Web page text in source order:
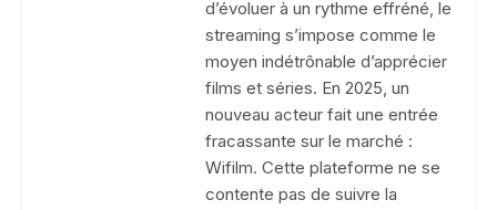
d’évoluer à un rythme effréné, le
streaming s’impose comme le
moyen indétrônable d’apprécier
films et séries. En 2025, un
nouveau acteur fait une entrée
fracassante sur le marché :
Wifilm. Cette plateforme ne se
contente pas de suivre la